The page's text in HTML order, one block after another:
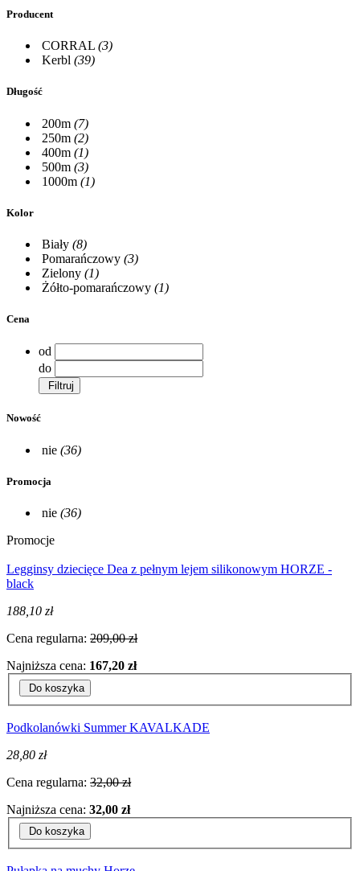
Producent
CORRAL (3)
Kerbl (39)
Długość
200m (7)
250m (2)
400m (1)
500m (3)
1000m (1)
Kolor
Biały (8)
Pomarańczowy (3)
Zielony (1)
Żółto-pomarańczowy (1)
Cena
od
do
Filtruj
Nowość
nie (36)
Promocja
nie (36)
Promocje
Legginsy dziecięce Dea z pełnym lejem silikonowym HORZE -
black
188,10 zł
Cena regularna: 209,00 zł
Najniższa cena: 167,20 zł
Do koszyka
Podkolanówki Summer KAVALKADE
28,80 zł
Cena regularna: 32,00 zł
Najniższa cena: 32,00 zł
Do koszyka